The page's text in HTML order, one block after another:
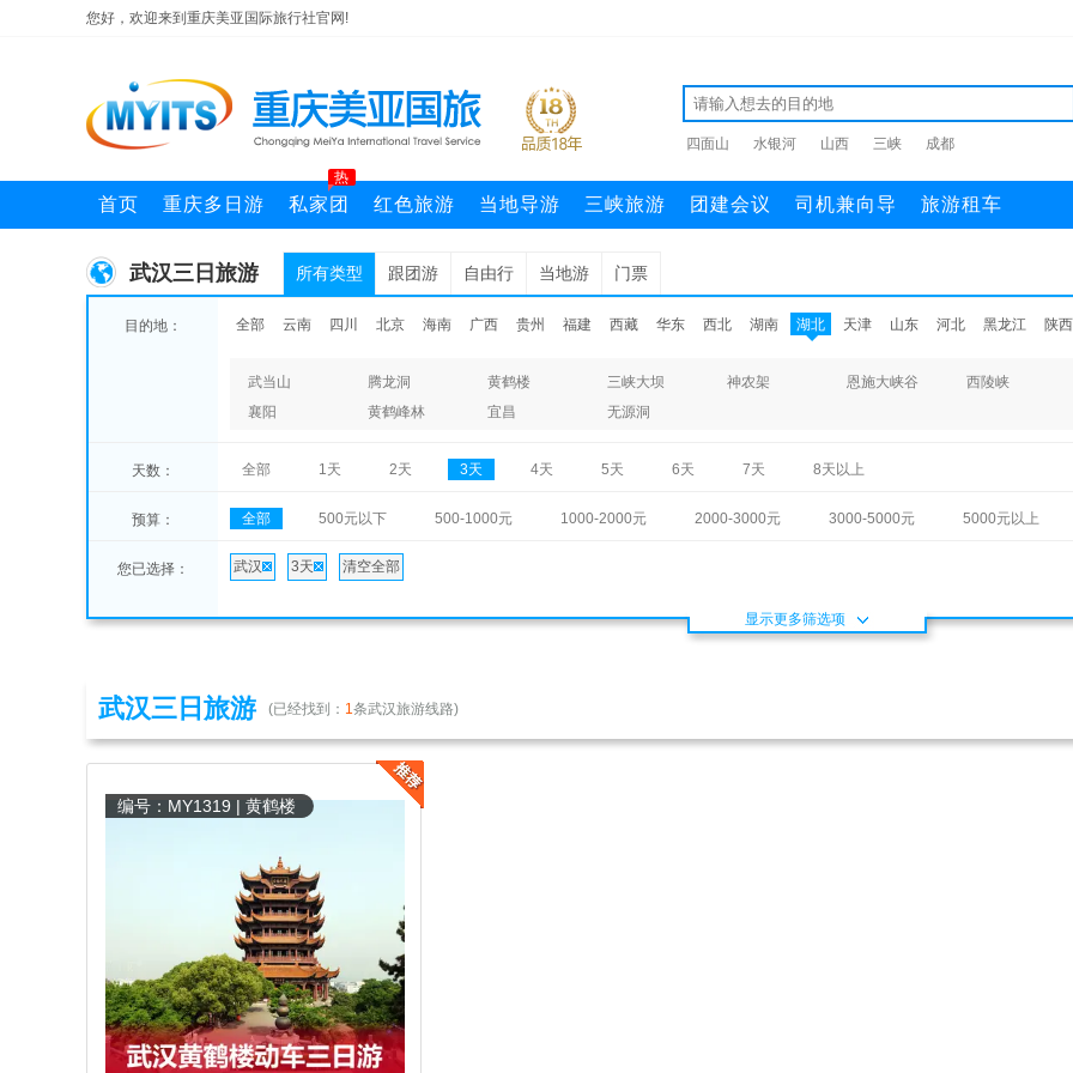
您好，欢迎来到重庆美亚国际旅行社官网!
四面山 水银河 山西 三峡 成都
首页 重庆多日游 私家团
热
红色旅游 当地导游 三峡旅游 团建会议 司机兼向导 旅游租车
武汉三日旅游 所有类型 跟团游 自由行 当地游 门票
目的地： 全部 云南 四川 北京 海南 广西 贵州 福建 西藏 华东 西北 湖南 湖北 天津 山东 河北 黑龙江 陕西
武当山 腾龙洞 黄鹤楼 三峡大坝 神农架 恩施大峡谷 西陵峡
襄阳
黄鹤峰林 宜昌 无源洞
天数： 全部 1天 2天 3天 4天 5天 6天 7天 8天以上
预算： 全部 500元以下 500-1000元 1000-2000元 2000-3000元 3000-5000元 5000元以上
您已选择： 武汉 3天 清空全部
显示更多筛选项
武汉三日旅游 (已经找到： 1条武汉旅游线路)
编号：MY1319 | 黄鹤楼